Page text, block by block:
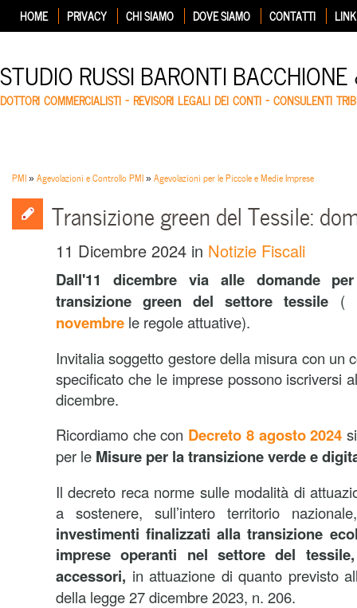
HOME PRIVACY CHI SIAMO DOVE SIAMO CONTATTI LINK
STUDIO RUSSI BARONTI
DOTTORI COMMERCIALISTI – REVISORI LEGALI DEI CONTI – CONSULENTI
PMI»Agevolazioni e Controllo PMI»Agevolazioni per le Piccole e Medie Imprese
Transizione green del Tessile:
11 Dicembre 2024 in Notizie Fiscali
Dall'11 dicembre via alle domande
transizione green del settore tessile (
novembre le regole attuative).
Invitalia soggetto gestore della misura con un
specificato che le imprese possono iscriversi
dicembre.
Ricordiamo che con Decreto 8 agosto 2024
per le Misure per la transizione verde e
Il decreto reca norme sulle modalità di
a sostenere, sull’intero territorio
investimenti finalizzati alla transizione
imprese operanti nel settore del
accessori, in attuazione di quanto previsto
della legge 27 dicembre 2023, n. 206.